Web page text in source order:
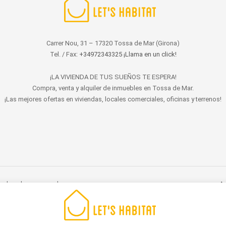
Carrer Nou, 31 – 17320 Tossa de Mar (Girona)
Tel. / Fax: +34972343325 ¡Llama en un click!
¡LA VIVIENDA DE TUS SUEÑOS TE ESPERA!
Compra, venta y alquiler de inmuebles en Tossa de Mar.
¡Las mejores ofertas en viviendas, locales comerciales, oficinas y terrenos!
derechos reservados.